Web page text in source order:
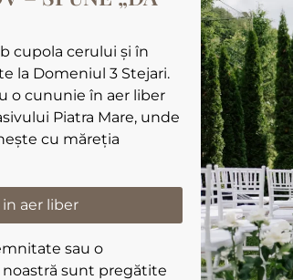
cupola cerului și în
la Domeniul 3 Stejari.
o cununie în aer liber
Piatra Mare, unde
cu măreția
aer liber
sau o
noastră sunt pregătite